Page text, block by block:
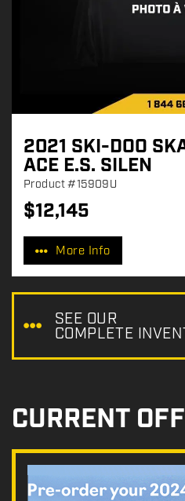
2021 SKI-DOO
ACE E.S. SILEN
Product#15909U
P
r
c
$12,145
More Info
SEE OUR
COMPLETE
CURRENT